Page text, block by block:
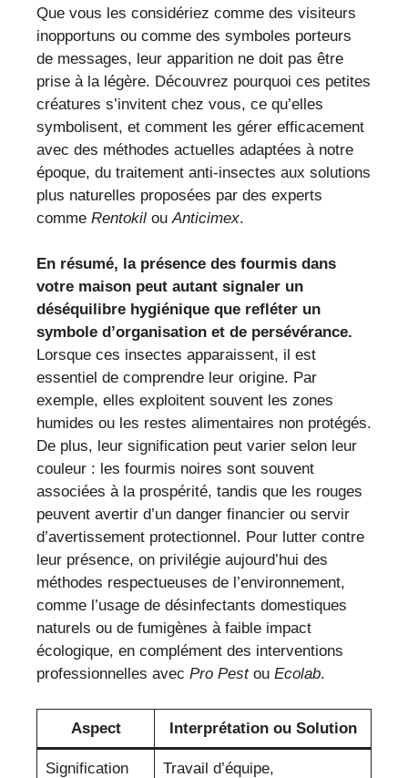
Que vous les considériez comme des visiteurs
inopportuns ou comme des symboles porteurs
de messages, leur apparition ne doit pas être
prise à la légère. Découvrez pourquoi ces petites
créatures s’invitent chez vous, ce qu’elles
symbolisent, et comment les gérer efficacement
avec des méthodes actuelles adaptées à notre
époque, du traitement anti-insectes aux solutions
plus naturelles proposées par des experts
comme Rentokil ouAnticimex.
En résumé, la présence des fourmis dans
votre maison peut autant signaler un
déséquilibre hygiénique que refléter un
symbole d’organisation et de persévérance.
Lorsque ces insectes apparaissent, il est
essentiel de comprendre leur origine. Par
exemple, elles exploitent souvent les zones
humides ou les restes alimentaires non protégés.
De plus, leur signification peut varier selon leur
couleur : les fourmis noires sont souvent
associées à la prospérité, tandis que les rouges
peuvent avertir d’un danger financier ou servir
d’avertissement protectionnel. Pour lutter contre
leur présence, on privilégie aujourd’hui des
méthodes respectueuses de l’environnement,
comme l’usage de désinfectants domestiques
naturels ou de fumigènes à faible impact
écologique, en complément des interventions
professionnelles avec Pro Pestou Ecolab.
Aspect Interprétation ou Solution
Signification
Travail d’équipe,